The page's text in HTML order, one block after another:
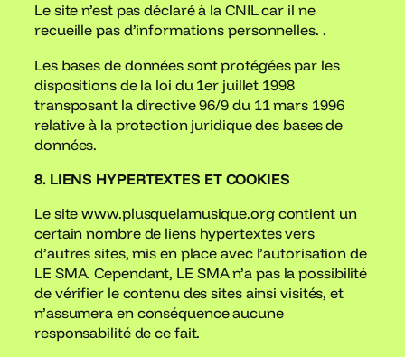
Le site n’est pas déclaré à la CNIL car il ne
recueille pas d’informations personnelles. .
Les bases de données sont protégées par les
dispositions de la loi du 1er juillet 1998
transposant la directive 96/9 du 11 mars 1996
relative à la protection juridique des bases de
données.
8. LIENS HYPERTEXTES ET COOKIES
Le site www.plusquelamusique.org contient un
certain nombre de liens hypertextes vers
d’autres sites, mis en place avec l’autorisation de
LE SMA. Cependant, LE SMA n’a pas la possibilité
de vérifier le contenu des sites ainsi visités, et
n’assumera en conséquence aucune
responsabilité de ce fait.